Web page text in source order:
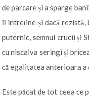
de parcare și a sparge
îl intreține și dacă rezistă,
puternic, semnul crucii și
cu niscaiva seringi și
că egalitatea anterioara a
Este păcat de tot ceea ce